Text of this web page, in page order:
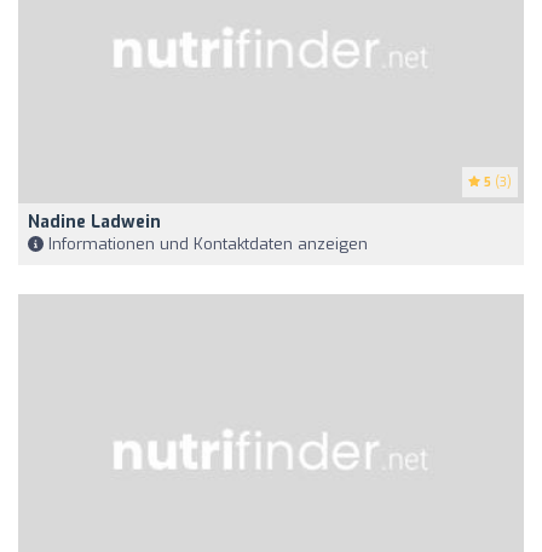
5 (3)
Nadine Ladwein
Informationen und Kontaktdaten anzeigen